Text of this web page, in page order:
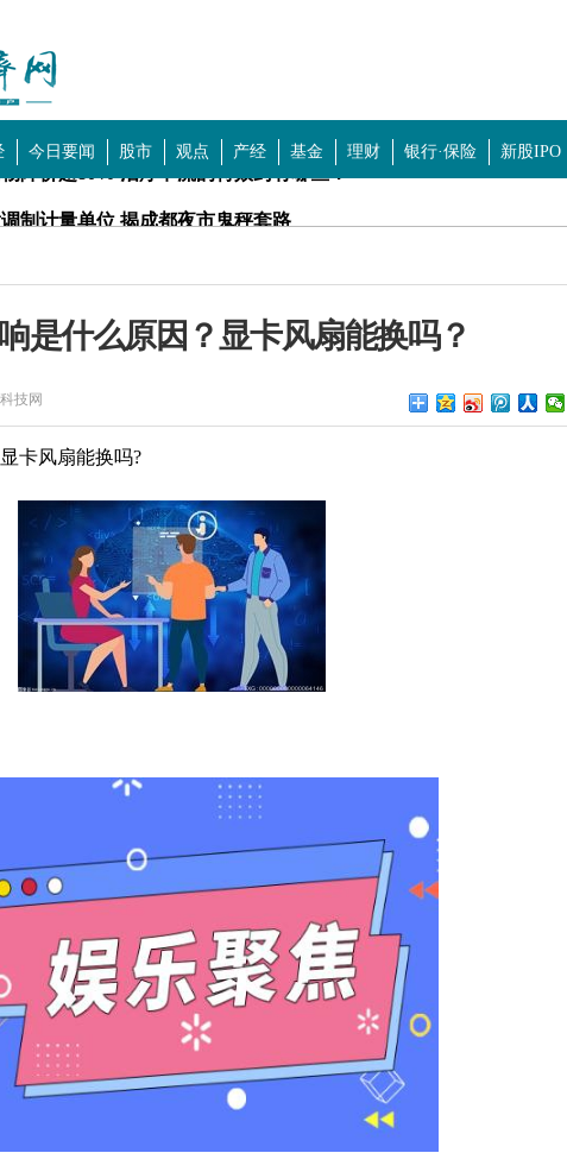
今日要闻 股市 观点 产经 基金 理财 银行·保险 新股IPO
连出现黄谣？想要攻击或者诋毁某些人或者团体
科技、常青科技等 主板首批注册制新股上市集体高开
次很难全身而退 是一个严肃的公共法律事件？
哔哩像社区物业 如何评价哔哩哔哩董事长陈睿？
降价超80% 治疗甲流的特效药有哪些？
是什么原因？显卡风扇能换吗？
技网
卡风扇能换吗?